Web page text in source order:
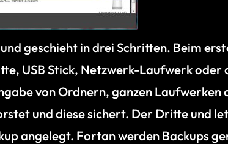
geschieht in drei Schritten. Beim
USB Stick, Netzwerk-Laufwerk oder
von Ordnern, ganzen
und diese sichert. Der Dritte und
angelegt. Fortan werden Backups